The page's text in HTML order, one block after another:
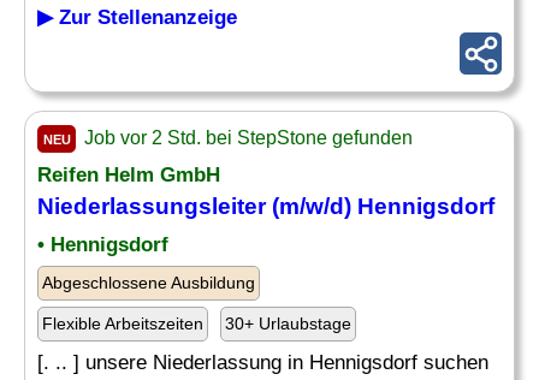
▶ Zur Stellenanzeige
NEU Job vor 2 Std. bei StepStone gefunden
Reifen Helm GmbH
Niederlassungsleiter (m/w/d) Hennigsdorf
• Hennigsdorf
Abgeschlossene Ausbildung
Flexible Arbeitszeiten 30+ Urlaubstage
[. .. ] unsere Niederlassung in Hennigsdorf suchen